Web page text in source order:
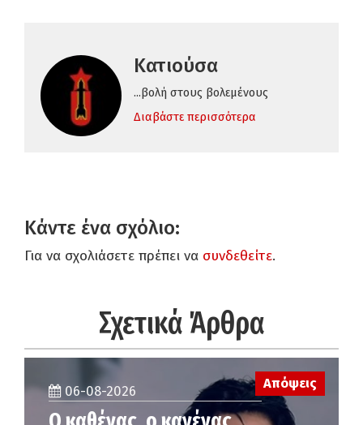
Κατιούσα
...βολή στους βολεμένους
Διαβάστε περισσότερα
Κάντε ένα σχόλιο:
Για να σχολιάσετε πρέπει να συνδεθείτε.
Σχετικά Άρθρα
Απόψεις
06-08-2026